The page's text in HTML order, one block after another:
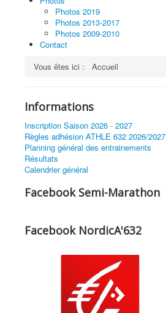
Photos 2019
Photos 2013-2017
Photos 2009-2010
Contact
Vous êtes ici :
Accueil
Informations
Inscription Saison 2026 - 2027
Règles adhésion ATHLE 632 2026/2027
Planning général des entrainements
Résultats
Calendrier général
Facebook Semi-Marathon
Facebook NordicA'632